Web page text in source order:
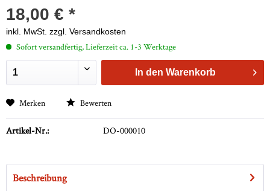
18,00 € *
inkl. MwSt. zzgl. Versandkosten
Sofort versandfertig, Lieferzeit ca. 1-3 Werktage
In den Warenkorb
Merken Bewerten
Artikel-Nr.: DO-000010
Beschreibung